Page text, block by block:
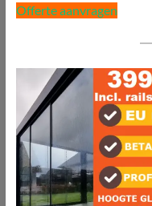
Offerte aanvragen